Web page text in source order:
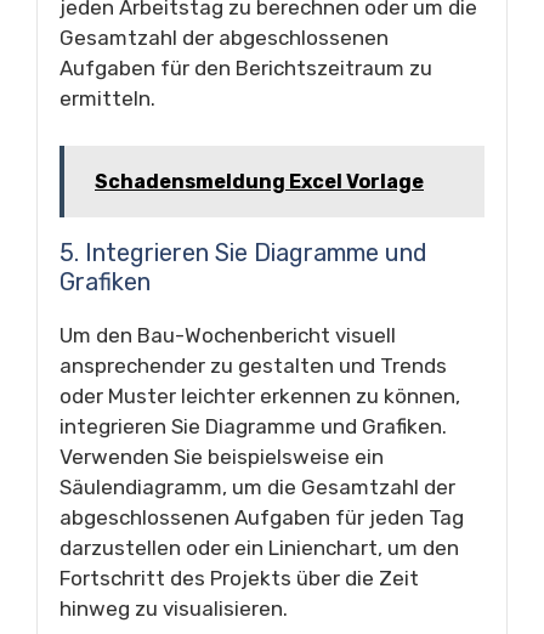
jeden Arbeitstag zu berechnen oder um die
Gesamtzahl der abgeschlossenen
Aufgaben für den Berichtszeitraum zu
ermitteln.
Schadensmeldung Excel Vorlage
5. Integrieren Sie Diagramme und
Grafiken
Um den Bau-Wochenbericht visuell
ansprechender zu gestalten und Trends
oder Muster leichter erkennen zu können,
integrieren Sie Diagramme und Grafiken.
Verwenden Sie beispielsweise ein
Säulendiagramm, um die Gesamtzahl der
abgeschlossenen Aufgaben für jeden Tag
darzustellen oder ein Linienchart, um den
Fortschritt des Projekts über die Zeit
hinweg zu visualisieren.